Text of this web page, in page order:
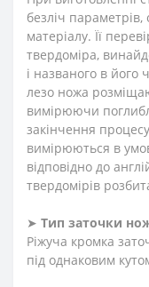
безліч
матеріалу. Її
твердоміра,
і названого в його
лезо ножа
вимірюючи
закінчення
вимірюються в
відповідно до
твердомірів
➤ Тип заточки
Ріжуча кромка
під однаковим